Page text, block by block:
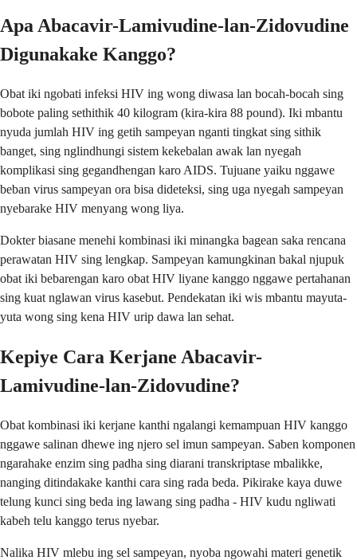
Apa Abacavir-Lamivudine-lan-Zidovudine
Digunakake Kanggo?
Obat iki ngobati infeksi HIV ing wong diwasa lan bocah-bocah sing
bobote paling sethithik 40 kilogram (kira-kira 88 pound). Iki mbantu
nyuda jumlah HIV ing getih sampeyan nganti tingkat sing sithik
banget, sing nglindhungi sistem kekebalan awak lan nyegah
komplikasi sing gegandhengan karo AIDS. Tujuane yaiku nggawe
beban virus sampeyan ora bisa dideteksi, sing uga nyegah sampeyan
nyebarake HIV menyang wong liya.
Dokter biasane menehi kombinasi iki minangka bagean saka rencana
perawatan HIV sing lengkap. Sampeyan kamungkinan bakal njupuk
obat iki bebarengan karo obat HIV liyane kanggo nggawe pertahanan
sing kuat nglawan virus kasebut. Pendekatan iki wis mbantu mayuta-
yuta wong sing kena HIV urip dawa lan sehat.
Kepiye Cara Kerjane Abacavir-
Lamivudine-lan-Zidovudine?
Obat kombinasi iki kerjane kanthi ngalangi kemampuan HIV kanggo
nggawe salinan dhewe ing njero sel imun sampeyan. Saben komponen
ngarahake enzim sing padha sing diarani transkriptase mbalikke,
nanging ditindakake kanthi cara sing rada beda. Pikirake kaya duwe
telung kunci sing beda ing lawang sing padha - HIV kudu ngliwati
kabeh telu kanggo terus nyebar.
Nalika HIV mlebu ing sel sampeyan, nyoba ngowahi materi genetik